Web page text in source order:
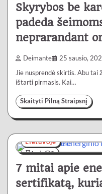
Skyrybos be
padeda
neprarandant
Deimante 25 sausio,
Jie nusprendė skirtis. Abu tai
ištarti pirmasis. Kai…
Skaityti Pilną Straipsnį
4 min 0
Lietuvoje
7 mitai apie
sertifikatą,